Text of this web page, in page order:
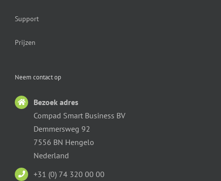
Support
Prijzen
Neem contact op
Bezoek adres
Compad Smart Business BV
Demmersweg 92
7556 BN Hengelo
Nederland
+31 (0) 74 320 00 00